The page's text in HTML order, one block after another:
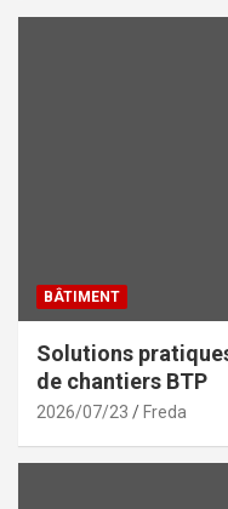
BÂTIMENT
Solutions
de chantiers BTP
2026/07/23 Freda